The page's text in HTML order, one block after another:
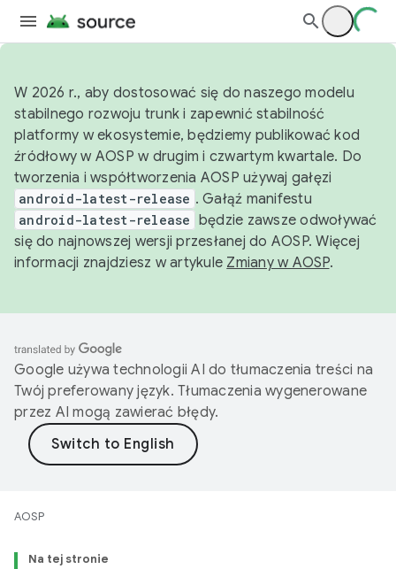
W 2026 r., aby dostosować się do naszego modelu
stabilnego rozwoju trunk i zapewnić stabilność
platformy w ekosystemie, będziemy publikować kod
źródłowy w AOSP w drugim i czwartym kwartale. Do
tworzenia i współtworzenia AOSP używaj gałęzi
android-latest-release . Gałąź manifestu
android-latest-release będzie zawsze odwoływać
się do najnowszej wersji przesłanej do AOSP. Więcej
informacji znajdziesz w artykule Zmiany w AOSP.
Google używa technologii AI do tłumaczenia treści na
Twój preferowany język. Tłumaczenia wygenerowane
przez AI mogą zawierać błędy.
AOSP
Na tej stronie